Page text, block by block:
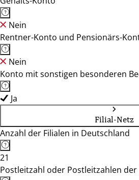
Nein
Rentner-Konto und Pensionärs-
Nein
Konto mit sonstigen besonderen
Ja
Filial-Netz
Anzahl der Filialen in Deutschland
21
Postleitzahl oder Postleitzahlen der